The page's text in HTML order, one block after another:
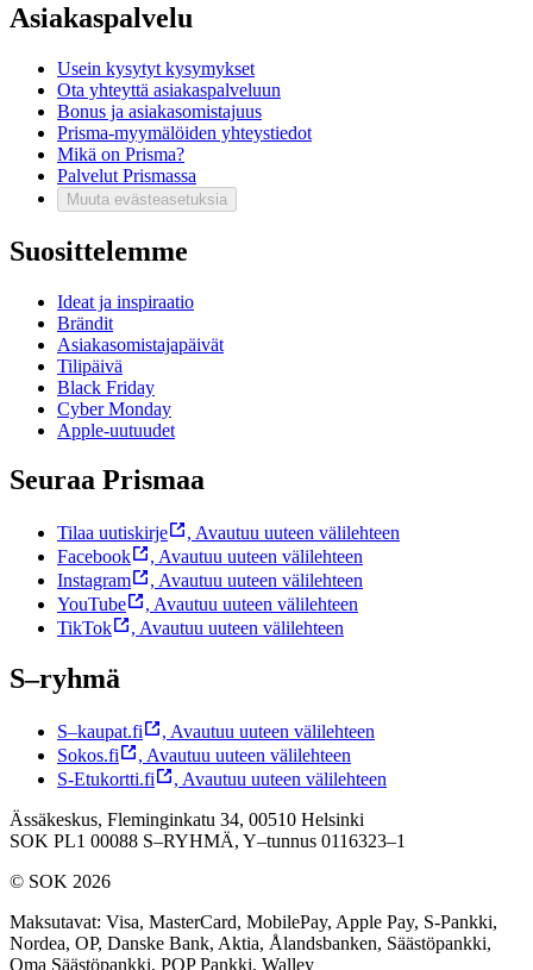
Asiakaspalvelu
Usein kysytyt kysymykset
Ota yhteyttä asiakaspalveluun
Bonus ja asiakasomistajuus
Prisma-myymälöiden yhteystiedot
Mikä on Prisma?
Palvelut Prismassa
Muuta evästeasetuksia
Suosittelemme
Ideat ja inspiraatio
Brändit
Asiakasomistajapäivät
Tilipäivä
Black Friday
Cyber Monday
Apple-uutuudet
Seuraa Prismaa
Tilaa uutiskirje , Avautuu uuteen välilehteen
Facebook
, Avautuu uuteen välilehteen
Instagram
, Avautuu uuteen välilehteen
YouTube
, Avautuu uuteen välilehteen
TikTok
, Avautuu uuteen välilehteen
S–ryhmä
S–kaupat.fi , Avautuu uuteen välilehteen
Sokos.fi
, Avautuu uuteen välilehteen
S-Etukortti.fi
, Avautuu uuteen välilehteen
Ässäkeskus, Fleminginkatu 34, 00510 Helsinki
SOK PL1 00088 S–RYHMÄ, Y–tunnus 0116323–1
© SOK 2026
Maksutavat: Visa, MasterCard, MobilePay, Apple Pay, S-Pankki,
Nordea, OP, Danske Bank, Aktia, Ålandsbanken, Säästöpankki,
Oma Säästöpankki, POP Pankki, Walley